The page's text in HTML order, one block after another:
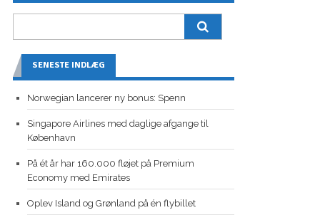
SENESTE INDLÆG
Norwegian lancerer ny bonus: Spenn
Singapore Airlines med daglige afgange til
København
På ét år har 160.000 fløjet på Premium
Economy med Emirates
Oplev Island og Grønland på én flybillet